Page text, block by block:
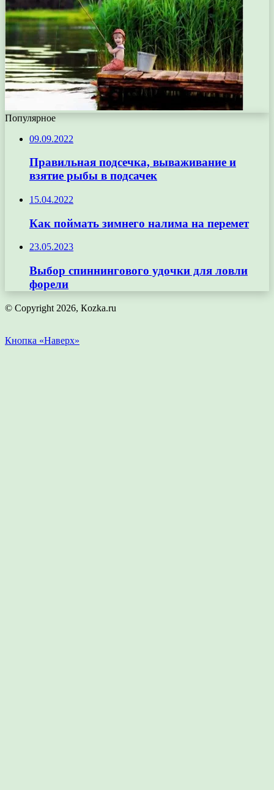
Популярное
09.09.2022
Правильная подсечка, вываживание и
взятие рыбы в подсачек
15.04.2022
Как поймать зимнего налима на перемет
23.05.2023
Выбор спиннингового удочки для ловли
форели
© Copyright 2026, Кozka.ru
Кнопка «Наверх»